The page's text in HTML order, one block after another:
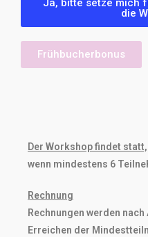
Ja, bitte setze mich
die
Frühbucherbonus
Der Workshop findet statt,
wenn mindestens 6
Rechnung
Rechnungen werden
Erreichen der